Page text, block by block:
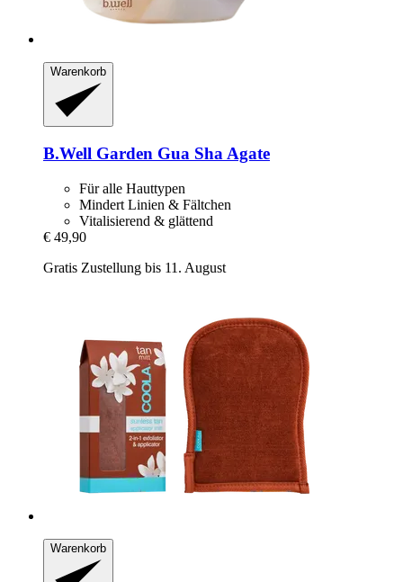
Warenkorb
B.Well Garden Gua Sha Agate
Für alle Hauttypen
Mindert Linien & Fältchen
Vitalisierend & glättend
€ 49,90
Gratis Zustellung bis 11. August
Warenkorb